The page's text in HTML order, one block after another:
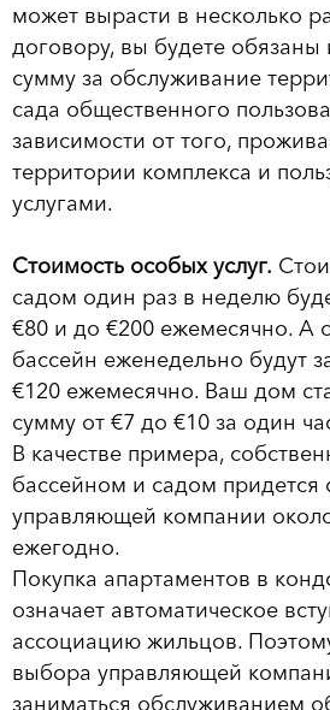
может вырасти в несколько
договору, вы будете обязаны
сумму за обслуживание
сада общественного
зависимости от того,
территории комплекса и
услугами.
Стоимость особых услуг.
садом один раз в неделю
€80 и до €200 ежемесячно. А
бассейн еженедельно будут
€120 ежемесячно. Ваш дом
сумму от €7 до €10 за один
В качестве примера,
бассейном и садом придется
управляющей компании
ежегодно.
Покупка апартаментов в
означает автоматическое
ассоциацию жильцов.
выбора управляющей
заниматься обслуживанием